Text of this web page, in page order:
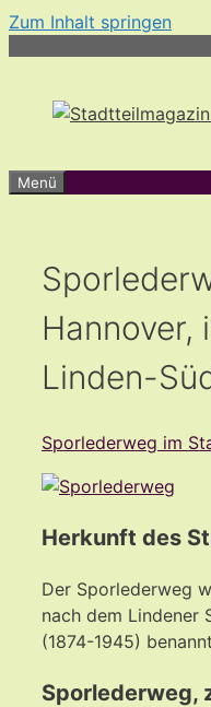
Zum Inhalt springen
Menü
Hannover,
Linden-
Sporlederweg im
Herkunft des
Der Sporlederweg
nach dem Lindener
(1874-1945)
Sporlederweg,